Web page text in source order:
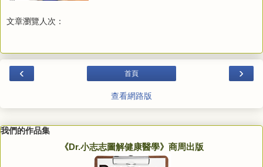
文章瀏覽人次：
‹ ›
首頁
查看網路版
我們的作品集
《Dr.小志志圖解健康醫學》商周出版